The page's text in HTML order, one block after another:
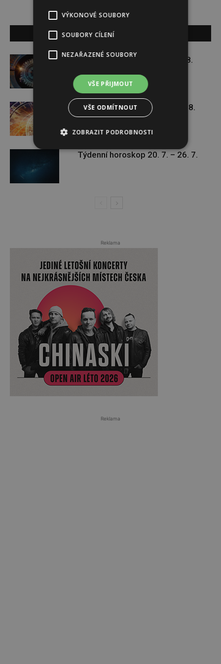
SOUVISEJÍCÍ ČLÁNKY
Týdenní horoskop 3. 8. – 9. 8.
Týdenní horoskop 27. 7. – 2. 8.
Týdenní horoskop 20. 7. – 26. 7.
Reklama
Reklama
VÝKONOVÉ SOUBORY
SOUBORY CÍLENÍ
NEZAŘAZENÉ SOUBORY
VŠE PŘIJMOUT
VŠE ODMÍTNOUT
ZOBRAZIT PODROBNOSTI